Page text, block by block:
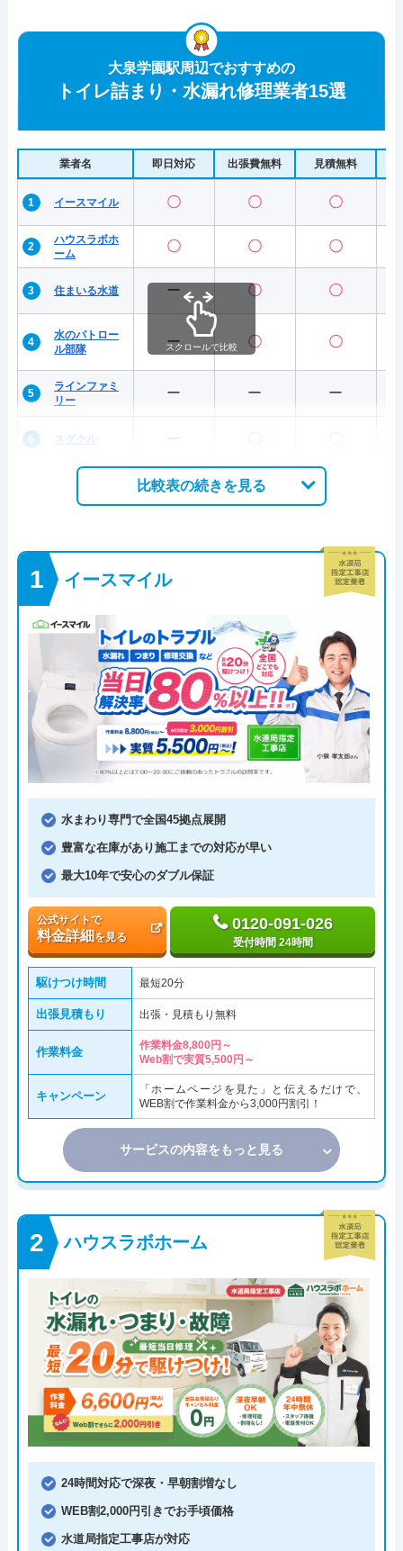
大泉学園駅周辺でおすすめの
トイレ詰まり・水漏れ修理業者15選
業者名 即日対応 出張費無料 見積無料
イースマイル 〇 〇 〇
ハウスラボホ
ーム
〇 〇 〇
住まいる水道 ー 〇 〇
水のパトロー
ル部隊
ー 〇 〇
ラインファミ
リー
ー ー ー
スグクル
スクロールで比較
比較表の続きを見る
イースマイル
水まわり専門で全国45拠点展開
豊富な在庫があり施工までの対応が早い
最大10年で安心のダブル保証
公式サイトで
料金詳細を見る
0120-091-026
受付時間 24時間
駆けつけ時間 最短20分
出張見積もり 出張・見積もり無料
作業料金
作業料金8,800円～
Web割で実質5,500円～
キャンペーン
「ホームページを見た」と伝えるだけで、
WEB割で作業料金から3,000円割引！
サービスの内容をもっと見る
ハウスラボホーム
24時間対応で深夜・早朝割増なし
WEB割2,000円引きでお手頃価格
水道局指定工事店が対応